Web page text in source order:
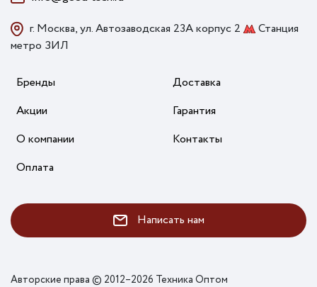
г. Москва, ул. Автозаводская 23А корпус 2
Станция
метро ЗИЛ
Бренды
Акции
О компании
Оплата
Доставка
Гарантия
Контакты
Написать нам
Авторские права © 2012–2026 Техника Оптом